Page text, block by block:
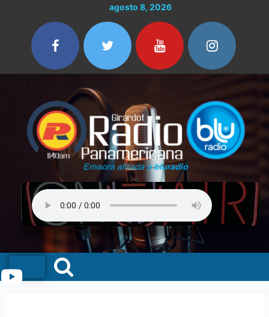
contenido
agosto 8, 2026
Menu